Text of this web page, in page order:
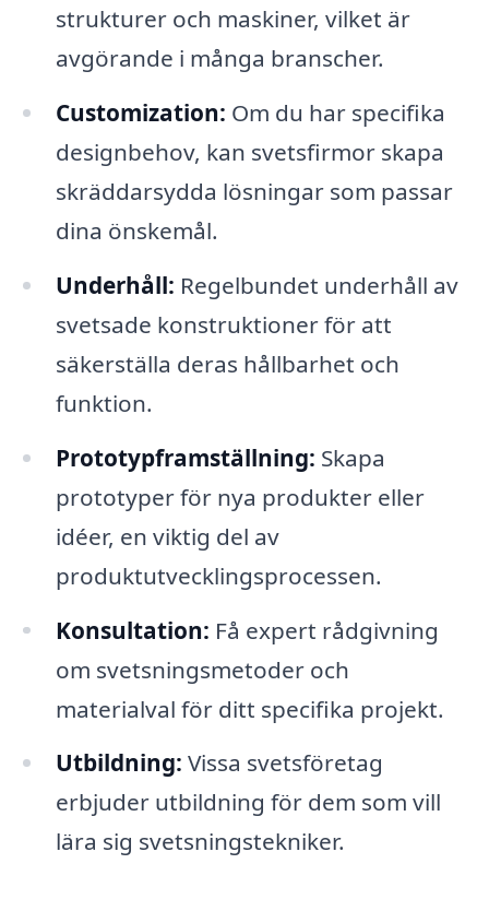
strukturer och maskiner, vilket är
avgörande i många branscher.
Customization: Om du har specifika
designbehov, kan svetsfirmor skapa
skräddarsydda lösningar som passar
dina önskemål.
Underhåll: Regelbundet underhåll av
svetsade konstruktioner för att
säkerställa deras hållbarhet och
funktion.
Prototypframställning: Skapa
prototyper för nya produkter eller
idéer, en viktig del av
produktutvecklingsprocessen.
Konsultation: Få expert rådgivning
om svetsningsmetoder och
materialval för ditt specifika projekt.
Utbildning: Vissa svetsföretag
erbjuder utbildning för dem som vill
lära sig svetsningstekniker.